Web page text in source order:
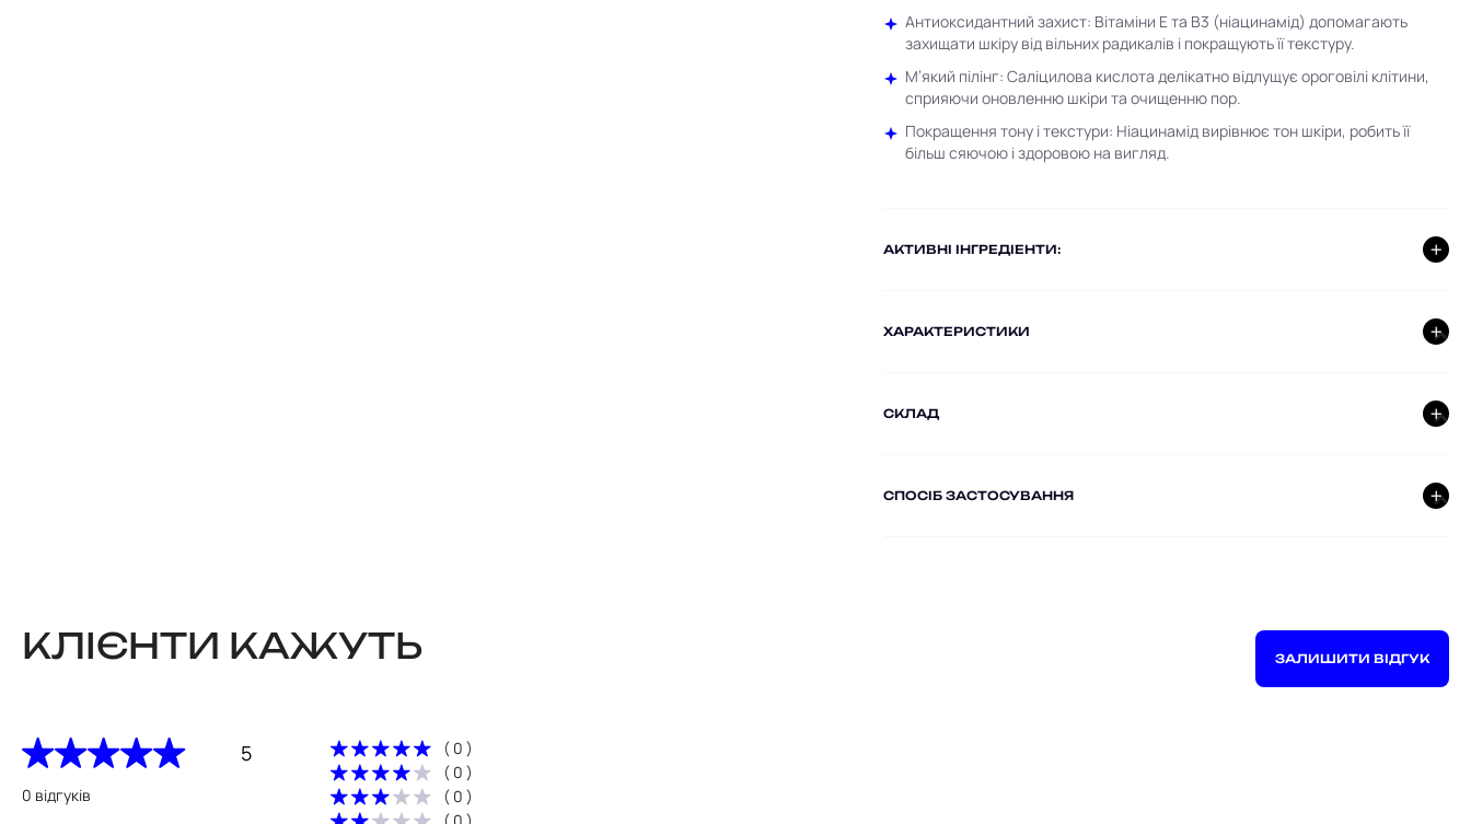
Антиоксидантний захист: Вітаміни Е та B3 (ніацинамід) допомагають
захищати шкіру від вільних радикалів і покращують її текстуру.
М’який пілінг: Саліцилова кислота делікатно відлущує ороговілі клітини,
сприяючи оновленню шкіри та очищенню пор.
Покращення тону і текстури: Ніацинамід вирівнює тон шкіри, робить її
більш сяючою і здоровою на вигляд.
AКТИВНІ ІНГРЕДІЕНТИ:
ХАРАКТЕРИСТИКИ
СКЛАД
СПОСІБ ЗАСТОСУВАННЯ
КЛІЄНТИ КАЖУТЬ ЗАЛИШИТИ ВІДГУК
5
0 відгуків
( 0 )
( 0 )
( 0 )